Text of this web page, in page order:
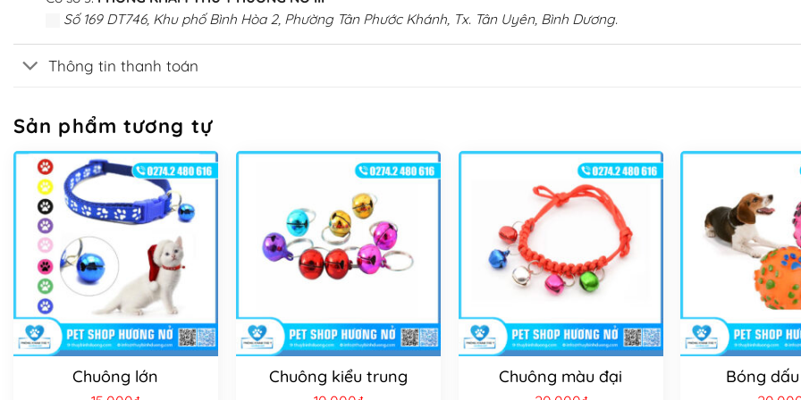
Số 169 DT746, Khu phố Bình Hòa 2, Phường Tân Phước Khánh, Tx. Tân Uyên, Bình Dương.
Thông tin thanh toán
Sản phẩm tương tự
Chuông lớn Chuông kiểu trung Chuông màu đại Bóng